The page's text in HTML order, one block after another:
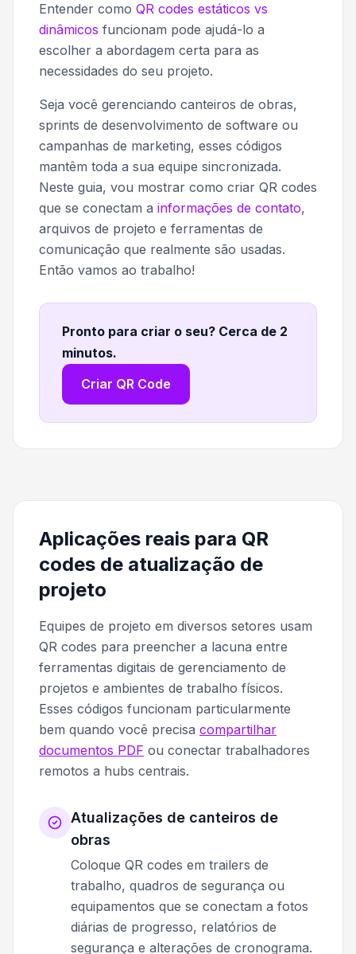
Entender como QR codes estáticos vs
dinâmicos funcionam pode ajudá-lo a
escolher a abordagem certa para as
necessidades do seu projeto.
Seja você gerenciando canteiros de obras,
sprints de desenvolvimento de software ou
campanhas de marketing, esses códigos
mantêm toda a sua equipe sincronizada.
Neste guia, vou mostrar como criar QR codes
que se conectam a informações de contato,
arquivos de projeto e ferramentas de
comunicação que realmente são usadas.
Então vamos ao trabalho!
Pronto para criar o seu? Cerca de 2
minutos.
Criar QR Code
Aplicações reais para QR
codes de atualização de
projeto
Equipes de projeto em diversos setores usam
QR codes para preencher a lacuna entre
ferramentas digitais de gerenciamento de
projetos e ambientes de trabalho físicos.
Esses códigos funcionam particularmente
bem quando você precisa compartilhar
documentos PDF ou conectar trabalhadores
remotos a hubs centrais.
Atualizações de canteiros de
obras
Coloque QR codes em trailers de
trabalho, quadros de segurança ou
equipamentos que se conectam a fotos
diárias de progresso, relatórios de
segurança e alterações de cronograma.